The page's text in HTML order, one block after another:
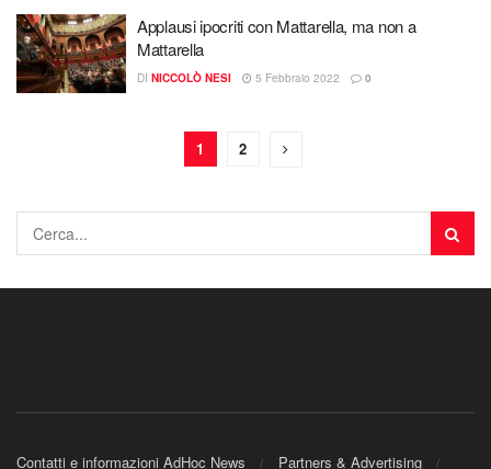
Applausi ipocriti con Mattarella, ma non a
Mattarella
DI NICCOLÒ NESI 5 Febbraio 2022 0
1 2
Contatti e informazioni AdHoc News Partners & Advertising